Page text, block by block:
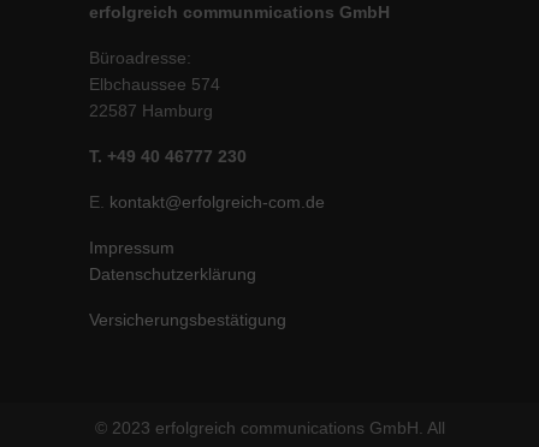
erfolgreich communmications GmbH
Büroadresse:
Elbchaussee 574
22587 Hamburg
T. +49 40 46777 230
E. kontakt@erfolgreich-com.de
Impressum
Datenschutzerklärung
Versicherungsbestätigung
© 2023 erfolgreich communications GmbH. All